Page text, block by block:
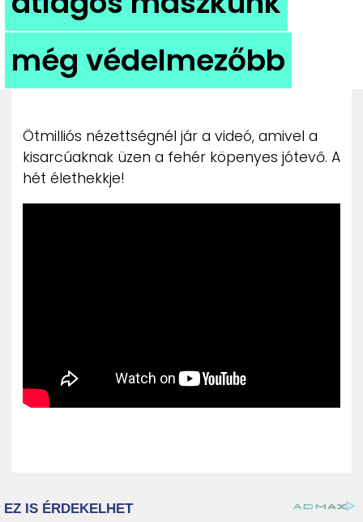
ZENE
MÉDIAAJÁNLAT
IMPRESSZUM
PR-ARCHÍVUM
még védelmezőbb
Ötmilliós nézettségnél jár a videó, amivel a
kisarcúaknak üzen a fehér köpenyes jótevő. A
hét élethekkje!